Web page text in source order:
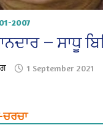
2007
— ਸਾਧੂ
1 September 2021